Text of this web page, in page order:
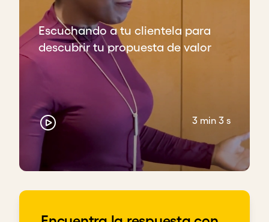
Escuchando a tu clientela para
descubrir tu propuesta de valor
3 min 3 s